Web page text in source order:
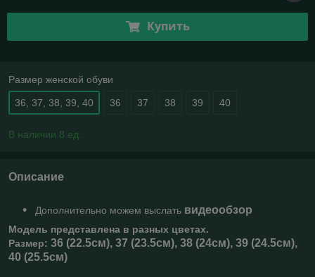
Купить
Размер женской обуви
36, 37, 38, 39, 40 36 37 38 39 40
В наличии 8 ед.
Описание
Дополнительно можем выслать видеообзор
Модель представлена в разных цветах.
Размер: 36 (22.5см), 37 (23.5см), 38 (24см), 39 (24.5см),
40 (25.5см)